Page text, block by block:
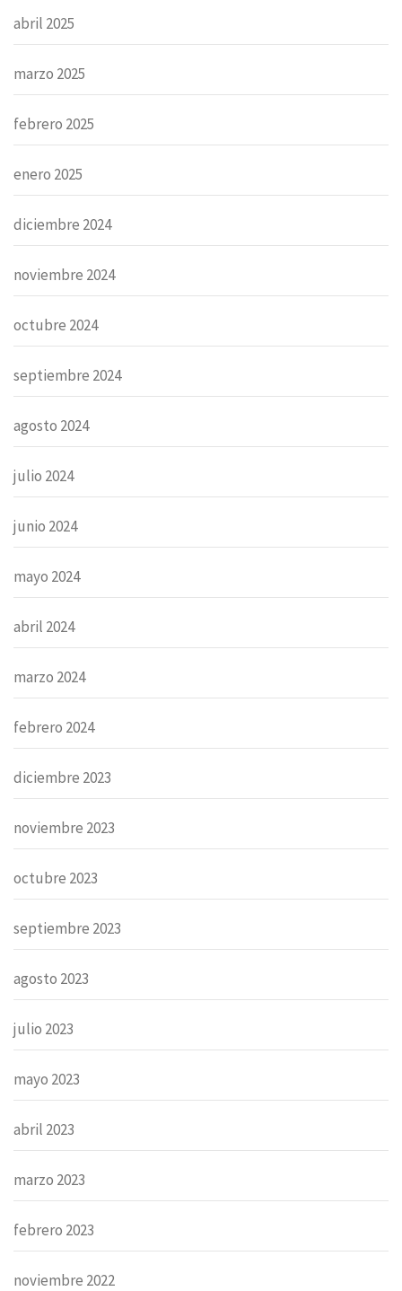
abril 2025
marzo 2025
febrero 2025
enero 2025
diciembre 2024
noviembre 2024
octubre 2024
septiembre 2024
agosto 2024
julio 2024
junio 2024
mayo 2024
abril 2024
marzo 2024
febrero 2024
diciembre 2023
noviembre 2023
octubre 2023
septiembre 2023
agosto 2023
julio 2023
mayo 2023
abril 2023
marzo 2023
febrero 2023
noviembre 2022